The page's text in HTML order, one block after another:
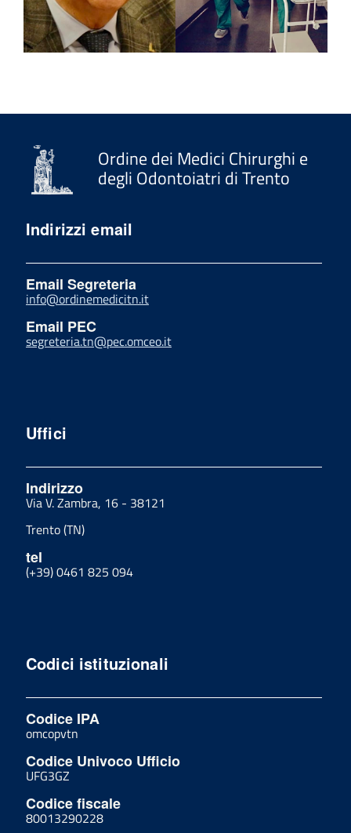
Ordine dei Medici Chirurghi e
degli Odontoiatri di Trento
Indirizzi email
Email Segreteria
info@ordinemedicitn.it
Email PEC
segreteria.tn@pec.omceo.it
Uffici
Indirizzo
Via V. Zambra, 16 - 38121
Trento (TN)
tel
(+39) 0461 825 094
Codici istituzionali
Codice IPA
omcopvtn
Codice Univoco Ufficio
UFG3GZ
Codice fiscale
80013290228